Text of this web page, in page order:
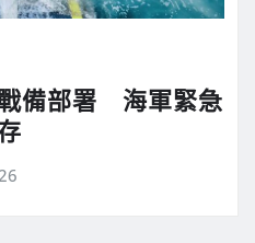
備部署 海軍緊急